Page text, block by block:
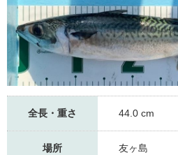
全長・重さ 44.0 cm
場所 友ヶ島